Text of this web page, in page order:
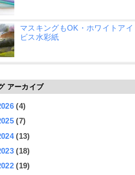
マスキングもOK・ホワイトアイ
ビス水彩紙
アーカイブ
(4)
(7)
(13)
(18)
(19)